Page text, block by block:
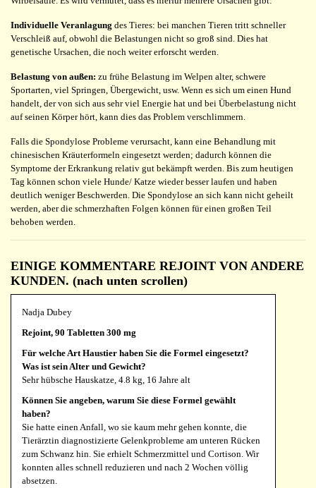
Individuelle Veranlagung des Tieres: bei manchen Tieren tritt schneller
Verschleiß auf, obwohl die Belastungen nicht so groß sind. Dies hat
genetische Ursachen, die noch weiter erforscht werden.
Belastung von außen: zu frühe Belastung im Welpen alter, schwere
Sportarten, viel Springen, Übergewicht, usw. Wenn es sich um einen Hund
handelt, der von sich aus sehr viel Energie hat und bei Überbelastung nicht
auf seinen Körper hört, kann dies das Problem verschlimmern.
Falls die Spondylose Probleme verursacht, kann eine Behandlung mit
chinesischen Kräuterformeln eingesetzt werden; dadurch können die
Symptome der Erkrankung relativ gut bekämpft werden. Bis zum heutigen
Tag können schon viele Hunde/ Katze wieder besser laufen und haben
deutlich weniger Beschwerden. Die Spondylose an sich kann nicht geheilt
werden, aber die schmerzhaften Folgen können für einen großen Teil
behoben werden.
EINIGE KOMMENTARE REJOINT VON ANDERE
KUNDEN. (nach unten scrollen)
Nadja Dubey
Rejoint, 90 Tabletten 300 mg
Für welche Art Haustier haben Sie die Formel eingesetzt?
Was ist sein Alter und Gewicht?
Sehr hübsche Hauskatze, 4.8 kg, 16 Jahre alt
Können Sie angeben, warum Sie diese Formel gewählt
haben?
Sie hatte einen Anfall, wo sie kaum mehr gehen konnte, die
Tierärztin diagnostizierte Gelenkprobleme am unteren Rücken
zum Schwanz hin. Sie erhielt Schmerzmittel und Cortison. Wir
konnten alles schnell reduzieren und nach 2 Wochen völlig
absetzen.